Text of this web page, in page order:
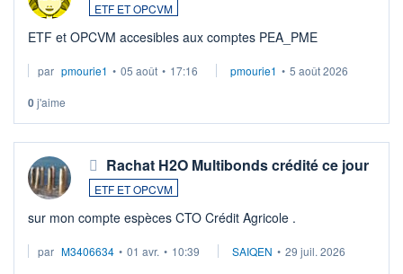
ETF ET OPCVM
ETF et OPCVM accesibles aux comptes PEA_PME
par pmourie1 • 05 août • 17:16 pmourie1 • 5 août 2026
0j'aime
Rachat H2O Multibonds crédité ce jour
ETF ET OPCVM
sur mon compte espèces CTO Crédit Agricole .
par M3406634 • 01 avr. • 10:39 SAIQEN • 29 juil. 2026